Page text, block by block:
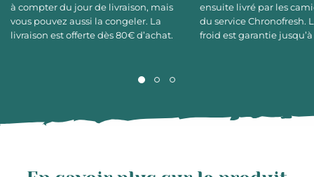
à compter du jour de livraison, mais
vous pouvez aussi la congeler. La
livraison est offerte dès 80€ d’achat.
ensuite livré par les
du service Chronofresh.
froid est garantie